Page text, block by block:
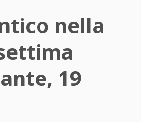
nella
19